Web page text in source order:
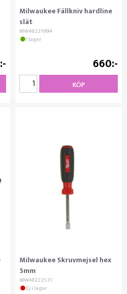
Milwaukee Fällkniv hardline
slät
MW48221994
I lager
660
KÖP
Milwaukee Skruvmejsel hex
5mm
MW48222531
Ej i lager